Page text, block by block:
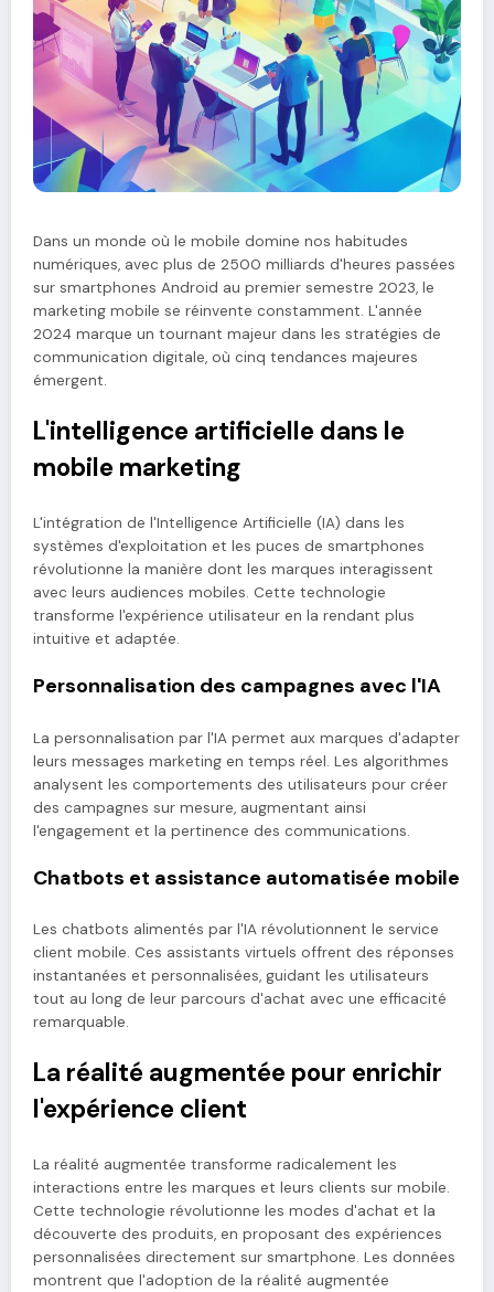
Dans un monde où le mobile domine nos habitudes
numériques, avec plus de 2500 milliards d'heures passées
sur smartphones Android au premier semestre 2023, le
marketing mobile se réinvente constamment. L'année
2024 marque un tournant majeur dans les stratégies de
communication digitale, où cinq tendances majeures
émergent.
L'intelligence artificielle dans le
mobile marketing
L'intégration de l'Intelligence Artificielle (IA) dans les
systèmes d'exploitation et les puces de smartphones
révolutionne la manière dont les marques interagissent
avec leurs audiences mobiles. Cette technologie
transforme l'expérience utilisateur en la rendant plus
intuitive et adaptée.
Personnalisation des campagnes avec l'IA
La personnalisation par l'IA permet aux marques d'adapter
leurs messages marketing en temps réel. Les algorithmes
analysent les comportements des utilisateurs pour créer
des campagnes sur mesure, augmentant ainsi
l'engagement et la pertinence des communications.
Chatbots et assistance automatisée mobile
Les chatbots alimentés par l'IA révolutionnent le service
client mobile. Ces assistants virtuels offrent des réponses
instantanées et personnalisées, guidant les utilisateurs
tout au long de leur parcours d'achat avec une efficacité
remarquable.
La réalité augmentée pour enrichir
l'expérience client
La réalité augmentée transforme radicalement les
interactions entre les marques et leurs clients sur mobile.
Cette technologie révolutionne les modes d'achat et la
découverte des produits, en proposant des expériences
personnalisées directement sur smartphone. Les données
montrent que l'adoption de la réalité augmentée